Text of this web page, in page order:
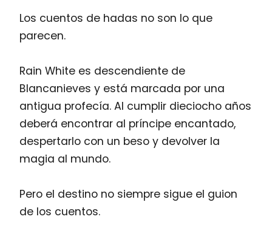
Los cuentos de hadas no son lo que
parecen.
Rain White es descendiente de
Blancanieves y está marcada por una
antigua profecía. Al cumplir dieciocho años
deberá encontrar al príncipe encantado,
despertarlo con un beso y devolver la
magia al mundo.
Pero el destino no siempre sigue el guion
de los cuentos.